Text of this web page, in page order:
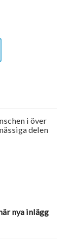
i över
delen
nya inlägg